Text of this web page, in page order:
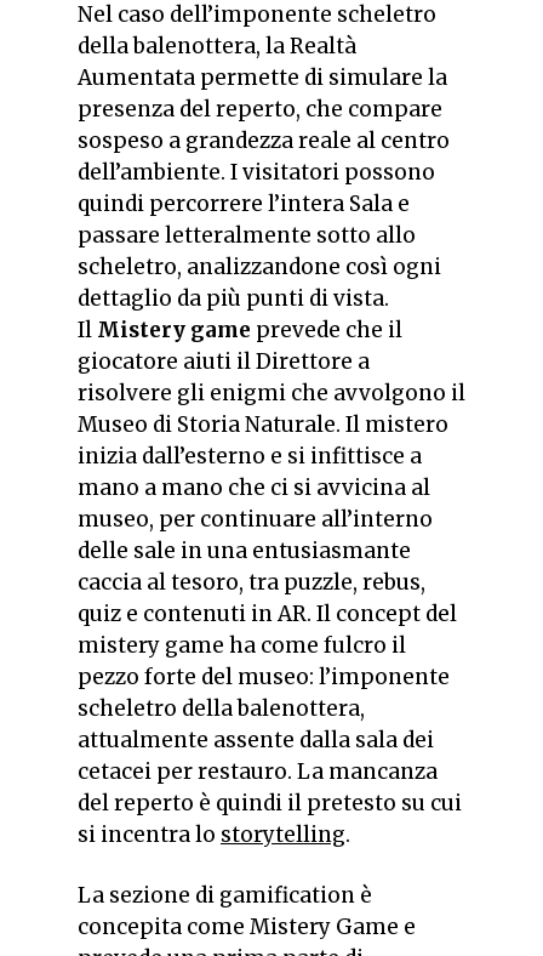
Nel caso dell’imponente scheletro
della balenottera, la Realtà
Aumentata permette di simulare la
presenza del reperto, che compare
sospeso a grandezza reale al centro
dell’ambiente. I visitatori possono
quindi percorrere l’intera Sala e
passare letteralmente sotto allo
scheletro, analizzandone così ogni
dettaglio da più punti di vista.
Il Mistery game prevede che il
giocatore aiuti il Direttore a
risolvere gli enigmi che avvolgono il
Museo di Storia Naturale. Il mistero
inizia dall’esterno e si infittisce a
mano a mano che ci si avvicina al
museo, per continuare all’interno
delle sale in una entusiasmante
caccia al tesoro, tra puzzle, rebus,
quiz e contenuti in AR. Il concept del
mistery game ha come fulcro il
pezzo forte del museo: l’imponente
scheletro della balenottera,
attualmente assente dalla sala dei
cetacei per restauro. La mancanza
del reperto è quindi il pretesto su cui
si incentra lo storytelling.
La sezione di gamification è
concepita come Mistery Game e